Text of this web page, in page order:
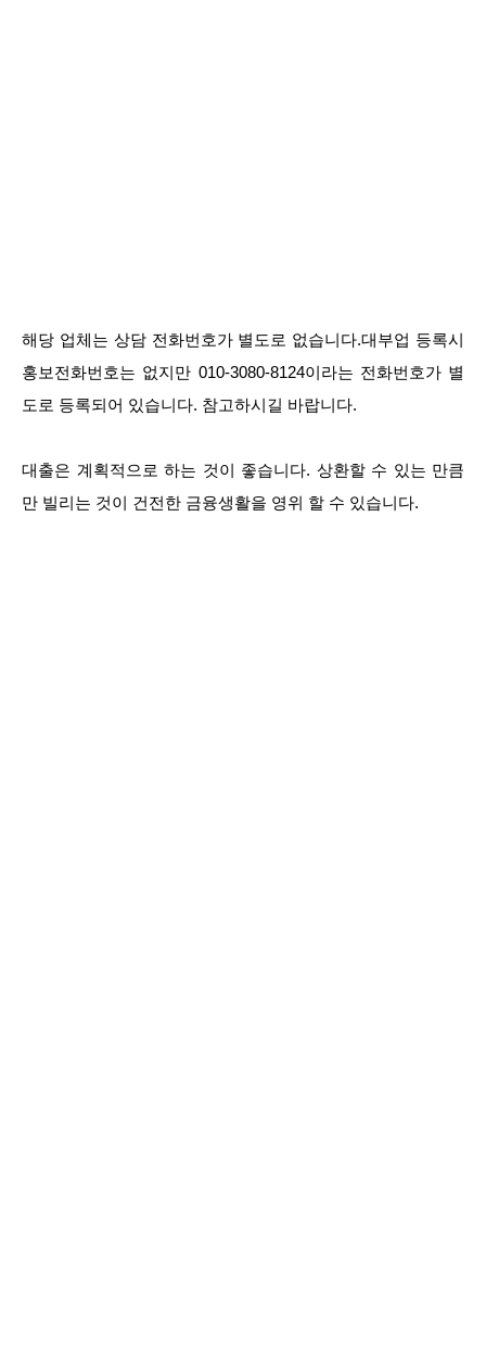
해당 업체는 상담 전화번호가 별도로 없습니다.대부업 등록시
홍보전화번호는 없지만 010-3080-8124이라는 전화번호가 별
도로 등록되어 있습니다. 참고하시길 바랍니다.
대출은 계획적으로 하는 것이 좋습니다. 상환할 수 있는 만큼
만 빌리는 것이 건전한 금융생활을 영위 할 수 있습니다.